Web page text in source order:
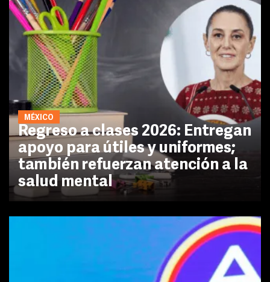
MÉXICO
Regreso a clases 2026: Entregan
apoyo para útiles y uniformes;
también refuerzan atención a la
salud mental